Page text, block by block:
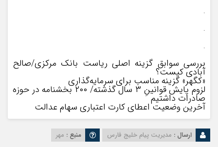
.
.
.
بررسی سوابق گزینه اصلی ریاست بانک مرکزی/صالح
آبادی کیست؟
«کگهر» گزینه مناسب برای سرمایه‌گذاری
لزوم پایش قوانینِ ۳ سال گذشته/ ۲۰۰ بخشنامه در حوزه
صادرات داشتیم
آخرین وضعیت اعطای کارت اعتباری سهام عدالت
ارسال : مدیریت پیام خلیج فارس منبع : مهر